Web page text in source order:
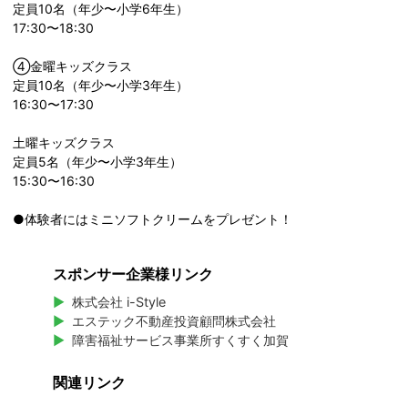
定員10名（年少〜小学6年生）
17:30〜18:30
④金曜キッズクラス
定員10名（年少〜小学3年生）
16:30〜17:30
土曜キッズクラス
定員5名（年少〜小学3年生）
15:30〜16:30
●体験者にはミニソフトクリームをプレゼント！
スポンサー企業様リンク
株式会社 i-Style
エステック不動産投資顧問株式会社
障害福祉サービス事業所すくすく加賀
関連リンク